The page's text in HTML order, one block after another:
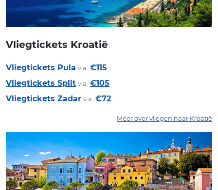
Vliegtickets Kroatië
Vliegtickets Pula v.a. €115
Vliegtickets Split v.a. €105
Vliegtickets Zadar v.a. €72
Meer over vliegen naar Kroatië